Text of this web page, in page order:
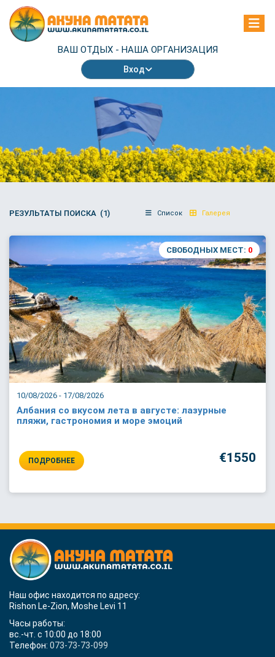
ВАШ ОТДЫХ - НАША ОРГАНИЗАЦИЯ
Вход
РЕЗУЛЬТАТЫ ПОИСКА (1) Список Галерея
10/08/2026 - 17/08/2026
СВОБОДНЫХ МЕСТ: 0
Албания со вкусом лета в августе: лазурные
пляжи, гастрономия и море эмоций
ПОДРОБНЕЕ €1550
Наш офис находится по адресу:
Rishon Le-Zion, Moshe Levi 11
Часы работы:
вс.-чт. с 10:00 до 18:00
Телефон: 073-73-73-099